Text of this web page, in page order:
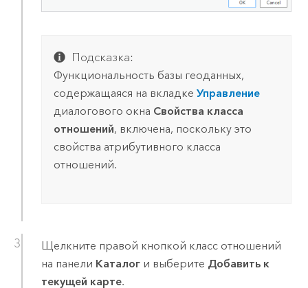
Подсказка:
Функциональность базы геоданных,
содержащаяся на вкладке Управление
диалогового окна Свойства класса
отношений, включена, поскольку это
свойства атрибутивного класса
отношений.
Щелкните правой кнопкой класс отношений
на панели Каталоги выберите Добавить к
текущей карте.